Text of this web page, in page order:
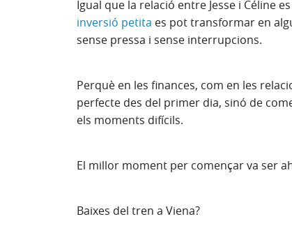
Igual que la relació entre Jesse i Céline
inversió petita es pot transformar en
sense pressa i sense interrupcions.
Perquè en les finances, com en les
perfecte des del primer dia, sinó de
els moments difícils.
El millor moment per començar va ser
Baixes del tren a Viena?